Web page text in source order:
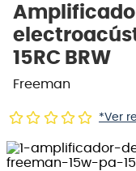
15RC BRW
Freeman
*Ver